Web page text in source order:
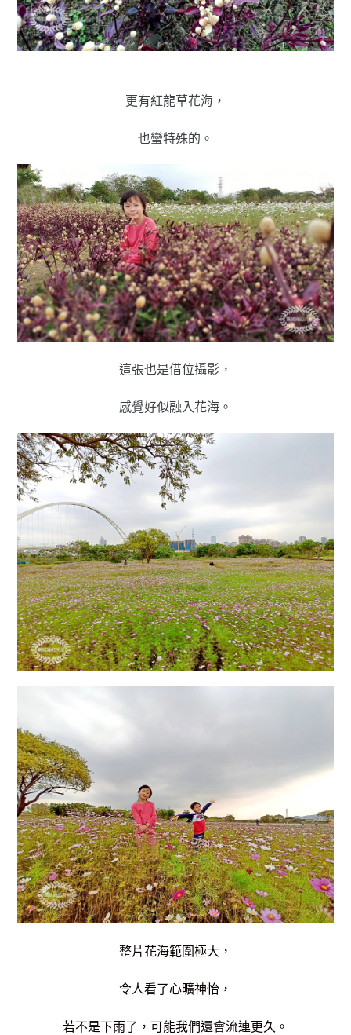
更有紅龍草花海，
也蠻特殊的。
這張也是借位攝影，
感覺好似融入花海。
整片花海範圍極大，
令人看了心曠神怡，
若不是下雨了，可能我們還會流連更久。